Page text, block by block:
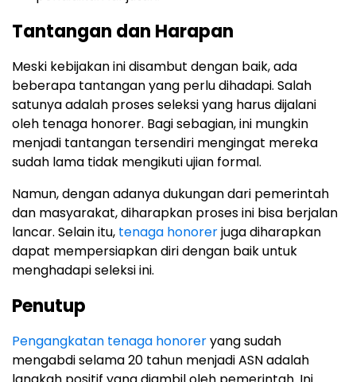
Tantangan dan Harapan
Meski kebijakan ini disambut dengan baik, ada
beberapa tantangan yang perlu dihadapi. Salah
satunya adalah proses seleksi yang harus dijalani
oleh tenaga honorer. Bagi sebagian, ini mungkin
menjadi tantangan tersendiri mengingat mereka
sudah lama tidak mengikuti ujian formal.
Namun, dengan adanya dukungan dari pemerintah
dan masyarakat, diharapkan proses ini bisa berjalan
lancar. Selain itu, tenaga honorerjuga diharapkan
dapat mempersiapkan diri dengan baik untuk
menghadapi seleksi ini.
Penutup
Pengangkatan tenaga honoreryang sudah
mengabdi selama 20 tahun menjadi ASN adalah